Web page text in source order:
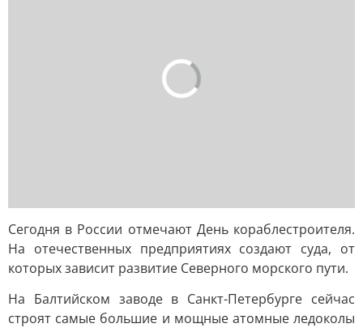
Сегодня в России отмечают День кораблестроителя.
На отечественных предприятиях создают суда, от
которых зависит развитие Северного морского пути.
На Балтийском заводе в Санкт-Петербурге сейчас
строят самые большие и мощные атомные ледоколы